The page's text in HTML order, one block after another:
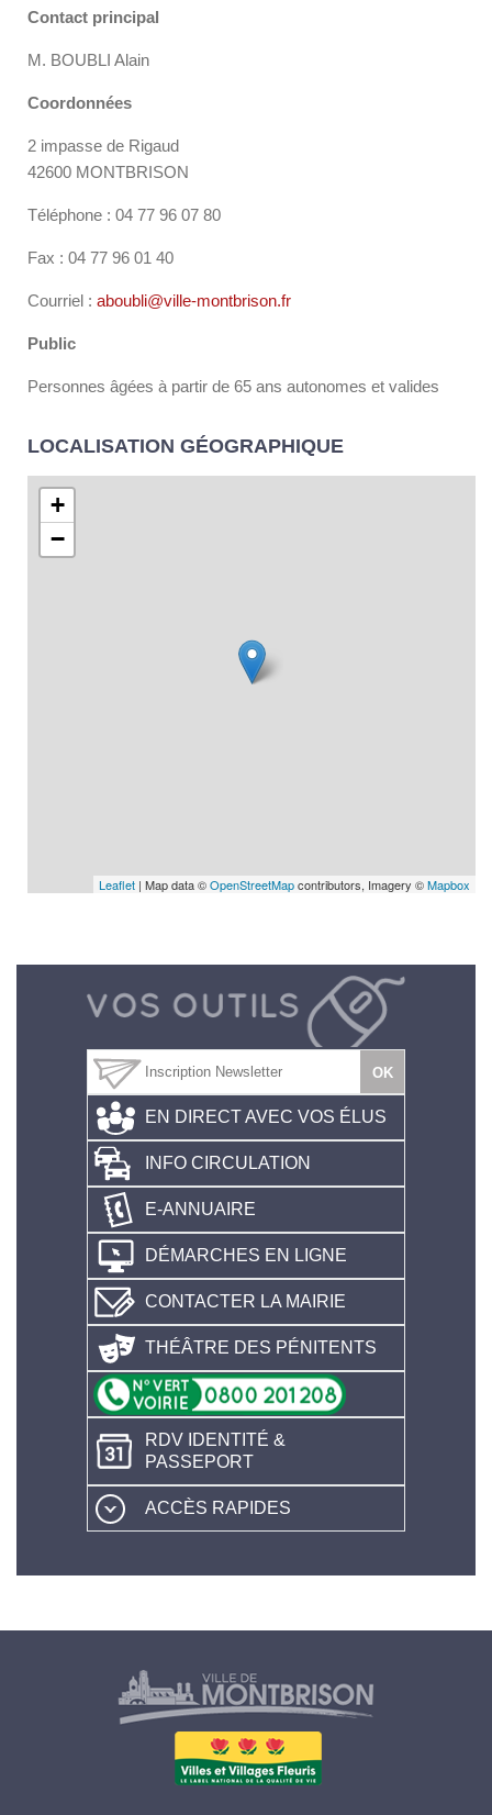
Contact principal
M. BOUBLI Alain
Coordonnées
2 impasse de Rigaud
42600 MONTBRISON
Téléphone : 04 77 96 07 80
Fax : 04 77 96 01 40
Courriel : aboubli@ville-montbrison.fr
Public
Personnes âgées à partir de 65 ans autonomes et valides
LOCALISATION GÉOGRAPHIQUE
+
−
Leaflet | Map data ©OpenStreetMapcontributors, Imagery ©Mapbox
EN DIRECT AVEC VOS ÉLUS
INFO CIRCULATION
E-ANNUAIRE
DÉMARCHES EN LIGNE
CONTACTER LA MAIRIE
THÉÂTRE DES PÉNITENTS
RDV IDENTITÉ &
PASSEPORT
ACCÈS RAPIDES